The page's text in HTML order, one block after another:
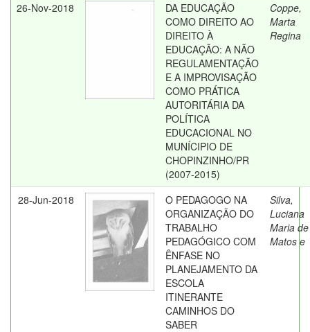
26-Nov-2018
DA EDUCAÇÃO
COMO DIREITO AO
DIREITO À
EDUCAÇÃO: A NÃO
REGULAMENTAÇÃO
E A IMPROVISAÇÃO
COMO PRÁTICA
AUTORITÁRIA DA
POLÍTICA
EDUCACIONAL NO
MUNÍCIPIO DE
CHOPINZINHO/PR
(2007-2015)
Coppe,
Marta
Regina
28-Jun-2018
O PEDAGOGO NA
ORGANIZAÇÃO DO
TRABALHO
PEDAGÓGICO COM
ÊNFASE NO
PLANEJAMENTO DA
ESCOLA
ITINERANTE
CAMINHOS DO
SABER
Silva,
Luciana
Maria de
Matos e